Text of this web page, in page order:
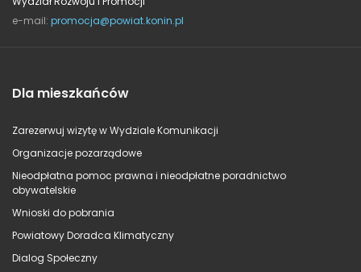
e-mail: promocja@powiat.konin.pl
Dla mieszkańców
Zarezerwuj wizytę w Wydziale Komunikacji
Organizacje pozarządowe
Nieodpłatna pomoc prawna i nieodpłatne poradnictwo
obywatelskie
Wnioski do pobrania
Powiatowy Doradca Klimatyczny
Dialog Społeczny